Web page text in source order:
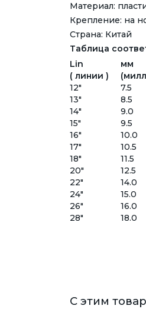
Материал:
Крепление: на
Страна: Китай
Таблица
Lin
мм
( линии )
12"
7.5
13"
8.5
14"
9.0
15"
9.5
16"
10.0
17"
10.5
18"
11.5
20"
12.5
22"
14.0
24"
15.0
26"
16.0
28"
18.0
С этим